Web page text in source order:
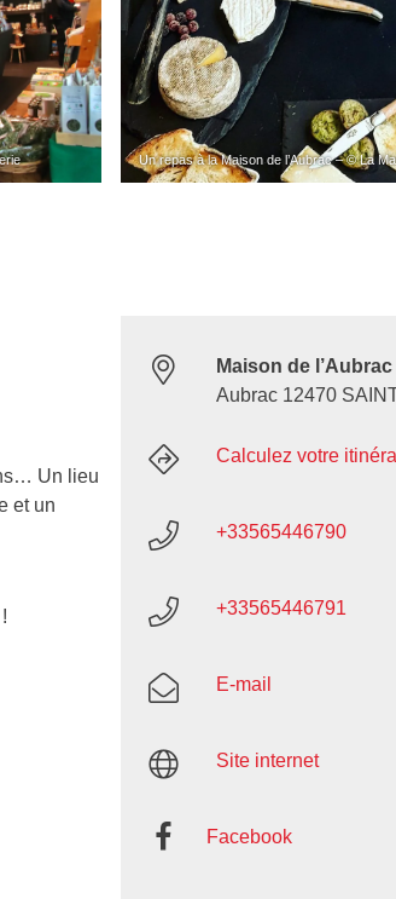
Un repas à la Maison de l’Aubrac – © La
Un lieu
et un
Maison de l’Aubrac
Aubrac 12470
Calculez votre
+33565446790
+33565446791
E-mail
Site internet
Facebook